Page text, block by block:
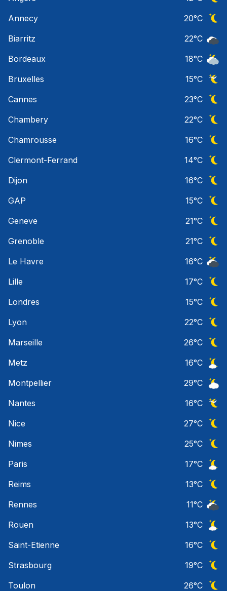
Annecy
20°C
Biarritz
22°C
Bordeaux
18°C
Bruxelles
15°C
Cannes
23°C
Chambery
22°C
Chamrousse
16°C
Clermont-Ferrand
14°C
Dijon
16°C
GAP
15°C
Geneve
21°C
Grenoble
21°C
Le Havre
16°C
Lille
17°C
Londres
15°C
Lyon
22°C
Marseille
26°C
Metz
16°C
Montpellier
29°C
Nantes
16°C
Nice
27°C
Nimes
25°C
Paris
17°C
Reims
13°C
Rennes
11°C
Rouen
13°C
Saint-Etienne
16°C
Strasbourg
19°C
Toulon
26°C